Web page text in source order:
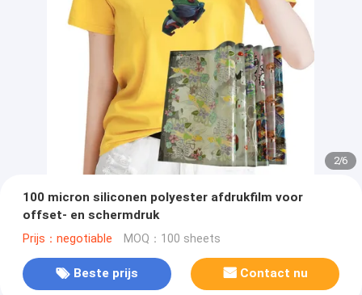
2/6
100 micron siliconen polyester afdrukfilm voor
offset- en schermdruk
Prijs：negotiable MOQ：100 sheets
Beste prijs Contact nu